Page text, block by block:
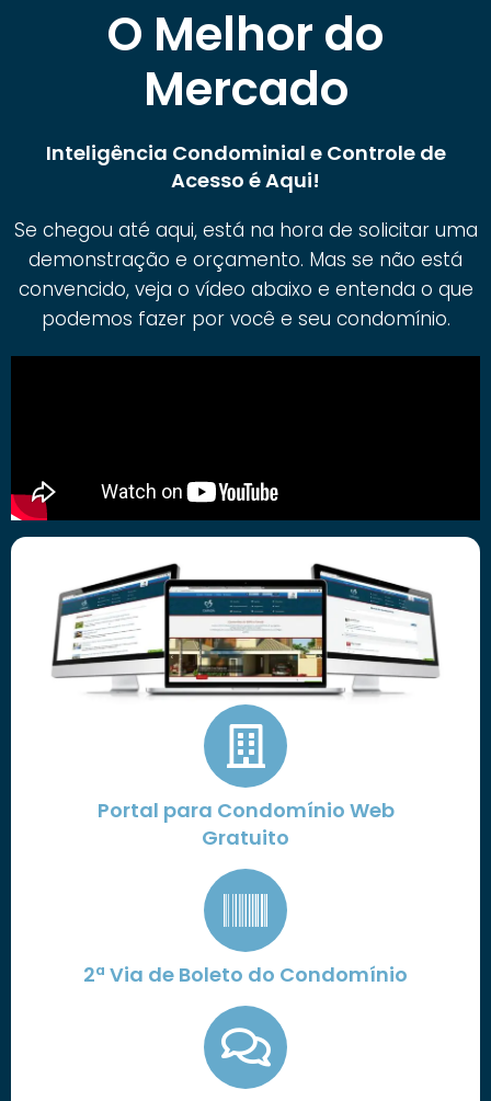
O Melhor do
Mercado
Inteligência Condominial e Controle de
Acesso é Aqui!
Se chegou até aqui, está na hora de solicitar uma
demonstração e orçamento. Mas se não está
convencido, veja o vídeo abaixo e entenda o que
podemos fazer por você e seu condomínio.
Portal para Condomínio Web
Gratuito
2ª Via de Boleto do Condomínio